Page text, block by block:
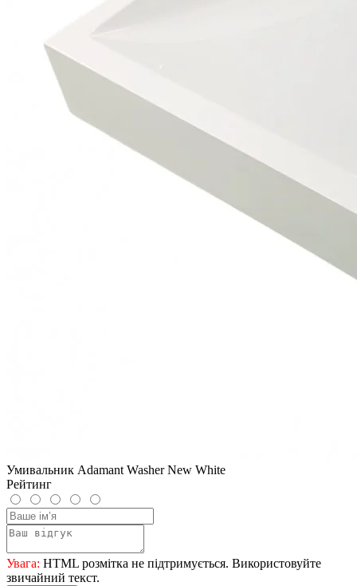
Умивальник Adamant Washer New White
Рейтинг
Увага: HTML розмітка не підтримується. Використовуйте
звичайний текст.